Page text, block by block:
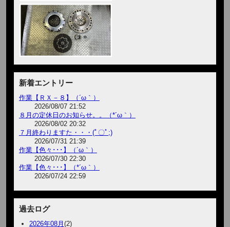
新着エントリー
作業【ＲＸ－８】（´ω｀）
2026/08/07 21:52
８月の定休日のお知らせ。。（*´ω｀）
2026/08/02 20:32
７月終わりますた・・・(ﾟ〇ﾟ;)
2026/07/31 21:39
作業【色々･･･】（´ω｀）
2026/07/30 22:30
作業【色々･･･】（*´ω｀）
2026/07/24 22:59
過去ログ
2026年08月(2)